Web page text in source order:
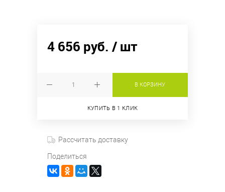
4 656 руб. / шт
В КОРЗИНУ
КУПИТЬ В 1 КЛИК
Рассчитать доставку
Поделиться